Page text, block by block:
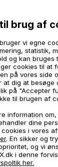
brug af
bruger vi egne
statistik,
og kan bruges
cookies til at
på vores side
at dig at besøge
på "Accepter
til brugen af
information om,
dine
i vores
. En sikker og
og vi
i denne
her.
mere.
og
af 80 %
allokeres